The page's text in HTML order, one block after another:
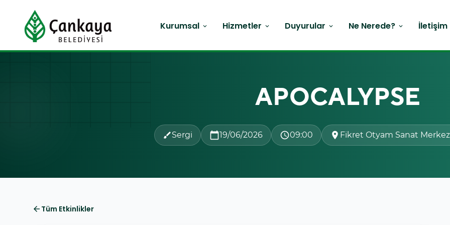
Kurumsal expand_more Hizmetler expand_more Duyurular expand_more Ne Nerede? expand_more İletişim
APOCALYPSE
brushSergi calendar_today19/06/2026 schedule09:00 location_on Fikret Otyam Sanat
arrow_back Tüm Etkinlikler